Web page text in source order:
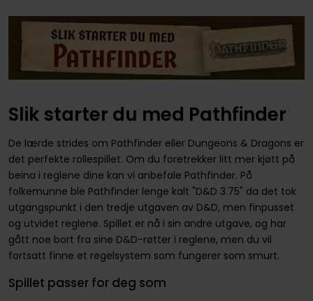
Slik starter du med Pathfinder
De lærde strides om Pathfinder eller Dungeons & Dragons er
det perfekte rollespillet. Om du foretrekker litt mer kjøtt på
beina i reglene dine kan vi anbefale Pathfinder. På
folkemunne ble Pathfinder lenge kalt "D&D 3.75" da det tok
utgangspunkt i den tredje utgaven av D&D, men finpusset
og utvidet reglene. Spillet er nå i sin andre utgave, og har
gått noe bort fra sine D&D-røtter i reglene, men du vil
fortsatt finne et regelsystem som fungerer som smurt.
Spillet passer for deg som